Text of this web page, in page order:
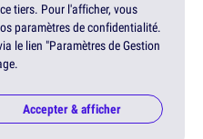
tiers. Pour l'afficher, vous
paramètres de confidentialité.
le lien "Paramètres de Gestion
Accepter & afficher